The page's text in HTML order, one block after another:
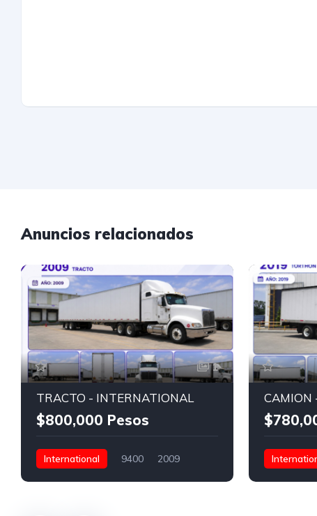
Anuncios relacionados
1
TRACTO - INTERNATIONAL
$800,000 Pesos
International 9400
2009